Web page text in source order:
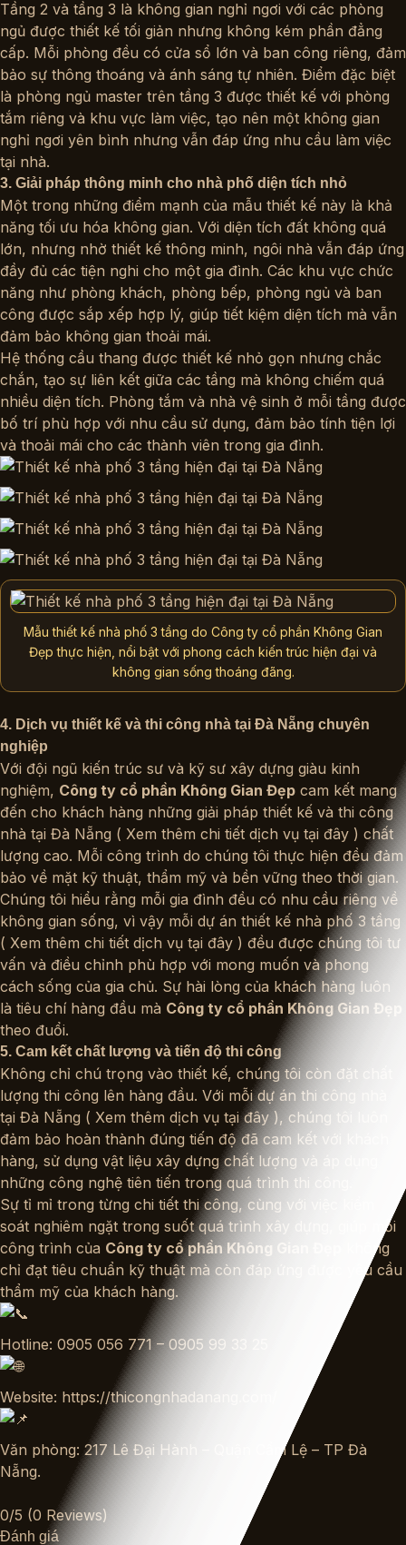
Tầng 2 và tầng 3 là không gian nghỉ ngơi với các phòng
ngủ được thiết kế tối giản nhưng không kém phần đẳng
cấp. Mỗi phòng đều có cửa sổ lớn và ban công riêng, đảm
bảo sự thông thoáng và ánh sáng tự nhiên. Điểm đặc biệt
là phòng ngủ master trên tầng 3 được thiết kế với phòng
tắm riêng và khu vực làm việc, tạo nên một không gian
nghỉ ngơi yên bình nhưng vẫn đáp ứng nhu cầu làm việc
tại nhà.
3. Giải pháp thông minh cho nhà phố diện tích nhỏ
Một trong những điểm mạnh của mẫu thiết kế này là khả
năng tối ưu hóa không gian. Với diện tích đất không quá
lớn, nhưng nhờ thiết kế thông minh, ngôi nhà vẫn đáp ứng
đầy đủ các tiện nghi cho một gia đình. Các khu vực chức
năng như phòng khách, phòng bếp, phòng ngủ và ban
công được sắp xếp hợp lý, giúp tiết kiệm diện tích mà vẫn
đảm bảo không gian thoải mái.
Hệ thống cầu thang được thiết kế nhỏ gọn nhưng chắc
chắn, tạo sự liên kết giữa các tầng mà không chiếm quá
nhiều diện tích. Phòng tắm và nhà vệ sinh ở mỗi tầng được
bố trí phù hợp với nhu cầu sử dụng, đảm bảo tính tiện lợi
và thoải mái cho các thành viên trong gia đình.
Mẫu thiết kế nhà phố 3 tầng do Công ty cổ phần Không Gian
Đẹp thực hiện, nổi bật với phong cách kiến trúc hiện đại và
không gian sống thoáng đãng.
4. Dịch vụ thiết kế và thi công nhà tại Đà Nẵng chuyên
nghiệp
Với đội ngũ kiến trúc sư và kỹ sư xây dựng giàu kinh
nghiệm, Công ty cổ phần Không Gian Đẹp cam kết mang
đến cho khách hàng những giải pháp thiết kế và thi công
nhà tại Đà Nẵng ( Xem thêm chi tiết dịch vụ tại đây ) chất
lượng cao. Mỗi công trình do chúng tôi thực hiện đều đảm
bảo về mặt kỹ thuật, thẩm mỹ và bền vững theo thời gian.
Chúng tôi hiểu rằng mỗi gia đình đều có nhu cầu riêng về
không gian sống, vì vậy mỗi dự án thiết kế nhà phố 3 tầng
( Xem thêm chi tiết dịch vụ tại đây ) đều được chúng tôi tư
vấn và điều chỉnh phù hợp với mong muốn và phong
cách sống của gia chủ. Sự hài lòng của khách hàng luôn
là tiêu chí hàng đầu mà Công ty cổ phần Không Gian Đẹp
theo đuổi.
5. Cam kết chất lượng và tiến độ thi công
Không chỉ chú trọng vào thiết kế, chúng tôi còn đặt chất
lượng thi công lên hàng đầu. Với mỗi dự án thi công nhà
tại Đà Nẵng ( Xem thêm dịch vụ tại đây ), chúng tôi luôn
đảm bảo hoàn thành đúng tiến độ đã cam kết với khách
hàng, sử dụng vật liệu xây dựng chất lượng và áp dụng
những công nghệ tiên tiến trong quá trình thi công.
Sự tỉ mỉ trong từng chi tiết thi công, cùng với việc kiểm
soát nghiêm ngặt trong suốt quá trình xây dựng, giúp mỗi
công trình của Công ty cổ phần Không Gian Đẹp
không
chỉ đạt tiêu chuẩn kỹ thuật mà còn đáp ứng được yêu cầu
thẩm mỹ của khách hàng.
Hotline: 0905 056 771 – 0905 99 33 25
Website: https://thicongnhadanang.com/
Văn phòng: 217 Lê Đại Hành – Quận Cẩm Lệ – TP Đà
Nẵng.
0/5 (0 Reviews)
Đánh giá